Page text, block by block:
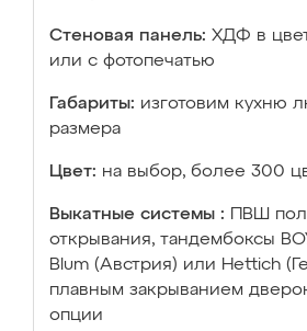
Стеновая панель: ХДФ в
или с фотопечатью
Габариты: изготовим кухню
размера
Цвет: на выбор, более 300
Выкатные системы :
ПВШ
открывания, тандембоксы
Blum (Австрия) или Hettich
плавным закрыванием
опции